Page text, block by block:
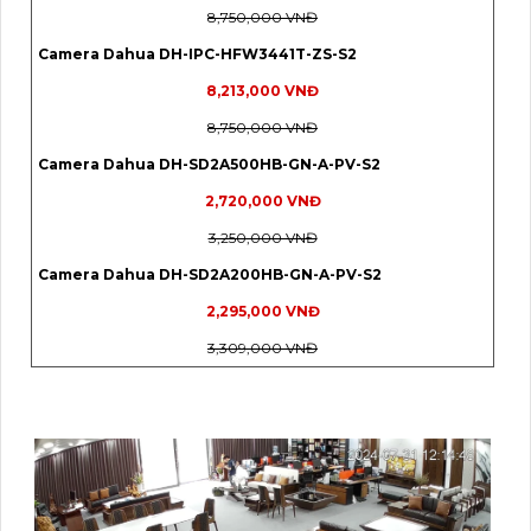
8,750,000 VNĐ
Camera Dahua DH-IPC-HFW3441T-ZS-S2
8,213,000 VNĐ
8,750,000 VNĐ
Camera Dahua DH-SD2A500HB-GN-A-PV-S2
2,720,000 VNĐ
3,250,000 VNĐ
Camera Dahua DH-SD2A200HB-GN-A-PV-S2
2,295,000 VNĐ
3,309,000 VNĐ